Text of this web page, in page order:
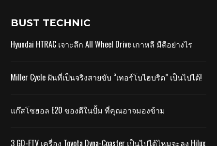
BUST TECHNIC
Hyundai HTRAC เจาะลึก All Wheel Drive เกาหลี มีดีอย่างไร
Miller Cycle ฝันที่เป็นจริงสายขับ “เทอร์โบไฮบริด” เป็นไปได้!
แก๊สโซฮอล E20 ของดีในปั้ม ที่คุณอาจมองข้าม
3 GD-FTV เครื่อง Toyota Dyna-Coaster เป็นไปได้ไหมจะลง Hilux